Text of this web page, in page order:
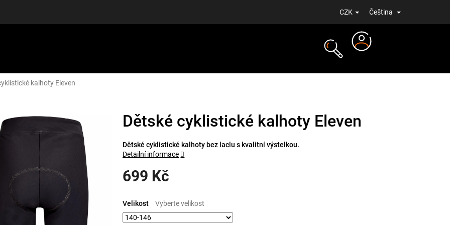
CZK Čeština
kalhoty Eleven
Dětské cyklistické kalhoty Eleven
699 Kč
cena:
Velikost
Dětské cyklistické kalhoty bez laclu s kvalitní výstelkou.
Detailní informace